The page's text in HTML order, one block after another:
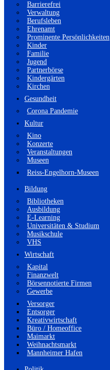
Barrierefrei
Verwaltung
Berufsleben
Ehrenamt
Prominente Persönlichkeiten
Kinder
Familie
Jugend
Partnerbörse
Kindergärten
Kirchen
Gesundheit
Corona Pandemie
Kultur
Kino
Konzerte
Veranstaltungen
Museen
Reiss-Engelhorn-Museen
Bildung
Bibliotheken
Ausbildung
E-Learning
Universitäten & Studium
Musikschule
VHS
Wirtschaft
Kapital
Finanzwelt
Börsennotierte Firmen
Gewerbe
Versorger
Entsorger
Kreativwirtschaft
Büro / Homeoffice
Maimarkt
Weihnachtsmarkt
Mannheimer Hafen